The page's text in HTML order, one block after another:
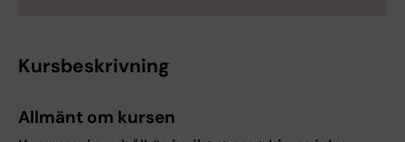
Kursbeskrivning
Allmänt om kursen